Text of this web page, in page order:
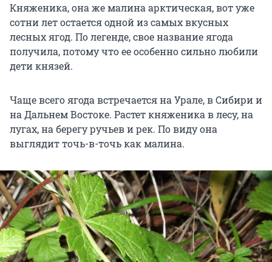
Княженика, она же малина арктическая, вот уже
сотни лет остается одной из самых вкусных
лесных ягод. По легенде, свое название ягода
получила, потому что ее особенно сильно любили
дети князей.
Чаще всего ягода встречается на Урале, в Сибири и
на Дальнем Востоке. Растет княженика в лесу, на
лугах, на берегу ручьев и рек. По виду она
выглядит точь-в-точь как малина.